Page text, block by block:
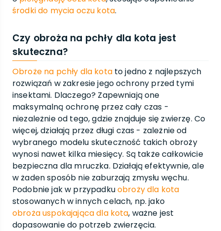
środki do mycia oczu kota.
Czy obroża na pchły dla kota jest
skuteczna?
Obroże na pchły dla kotato jedno z najlepszych
rozwiązań w zakresie jego ochrony przed tymi
insektami. Dlaczego? Zapewniają one
maksymalną ochronę przez cały czas -
niezależnie od tego, gdzie znajduje się zwierzę. Co
więcej, działają przez długi czas - zależnie od
wybranego modelu skuteczność takich obroży
wynosi nawet kilka miesięcy. Są także całkowicie
bezpieczna dla mruczka. Działają efektywnie, ale
w żaden sposób nie zaburzają zmysłu węchu.
Podobnie jak w przypadkuobroży dla kota
stosowanych w innych celach, np. jako
obroża uspokajająca dla kota, ważne jest
dopasowanie do potrzeb zwierzęcia.